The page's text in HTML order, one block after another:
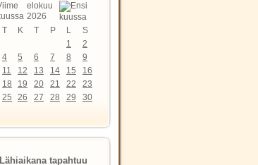
elokuu
2026
T K T P L
S
1
2
4 5 6 7 8
9
11 12 13 14 15
16
18 19 20 21 22
23
25 26 27 28 29
30
Lähiaikana tapahtuu